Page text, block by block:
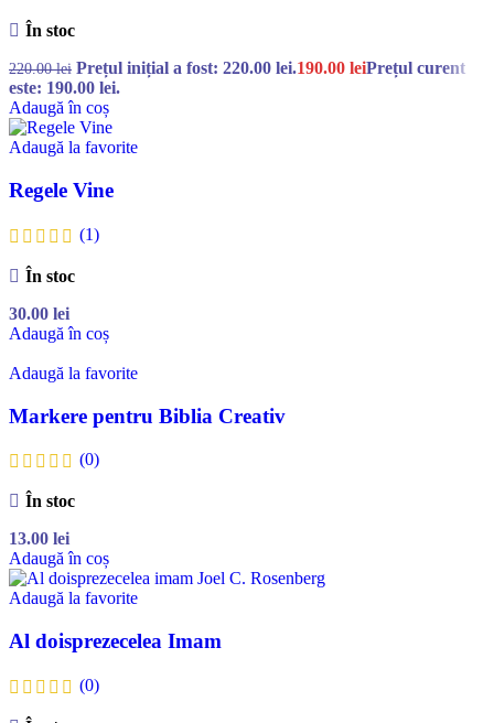
În stoc
220.00lei Prețul inițial a fost: 220.00 lei.190.00 leiPrețul curent
este: 190.00 lei.
Adaugă în coș
Adaugă la favorite
Regele Vine
(1)
În stoc
30.00 lei
Adaugă în coș
Adaugă la favorite
Markere pentru Biblia Creativ
(0)
În stoc
13.00 lei
Adaugă în coș
Adaugă la favorite
Al doisprezecelea Imam
(0)